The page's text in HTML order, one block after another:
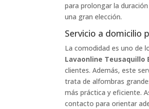
para prolongar la
una gran elección.
Servicio a domicilio
La comodidad es uno de
Lavaonline Teusaquillo
clientes. Además, este
trata de alfombras
más práctica y eficiente.
contacto para orientar